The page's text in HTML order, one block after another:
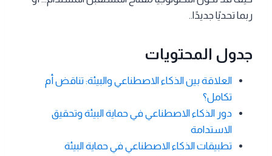
ربما تحديًا جديدًا..
جدول المحتويات
العلاقة بين الذكاء الاصطناعي والبيئة: تناقض أم
تكامل؟
دور الذكاء الاصطناعي في حماية البيئة وتحقيق
الاستدامة
تطبيقات الذكاء الاصطناعي في حماية البيئة